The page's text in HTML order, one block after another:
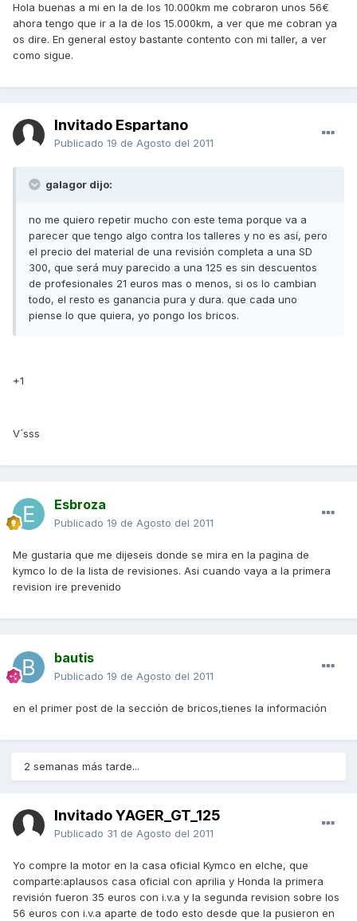
Hola buenas a mi en la de los 10.000km me cobraron unos 56€
ahora tengo que ir a la de los 15.000km, a ver que me cobran ya
os dire. En general estoy bastante contento con mi taller, a ver
como sigue.
Invitado Espartano
Publicado 19 de Agosto del 2011
galagor dijo:
no me quiero repetir mucho con este tema porque va a
parecer que tengo algo contra los talleres y no es así, pero
el precio del material de una revisión completa a una SD
300, que será muy parecido a una 125 es sin descuentos
de profesionales 21 euros mas o menos, si os lo cambian
todo, el resto es ganancia pura y dura. que cada uno
piense lo que quiera, yo pongo los bricos.
+1
V´sss
Esbroza
Publicado 19 de Agosto del 2011
Me gustaria que me dijeseis donde se mira en la pagina de
kymco lo de la lista de revisiones. Asi cuando vaya a la primera
revision ire prevenido
bautis
Publicado 19 de Agosto del 2011
en el primer post de la sección de bricos,tienes la información
2 semanas más tarde...
Invitado YAGER_GT_125
Publicado 31 de Agosto del 2011
Yo compre la motor en la casa oficial Kymco en elche, que
comparte:aplausos casa oficial con aprilia y Honda la primera
revisión fueron 35 euros con i.v.a y la segunda revision sobre los
56 euros con i.v.a aparte de todo esto desde que la pusieron en